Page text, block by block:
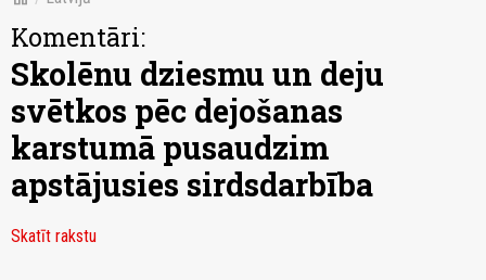
Komentāri:
Skolēnu dziesmu un deju
svētkos pēc dejošanas
karstumā pusaudzim
apstājusies sirdsdarbība
Skatīt rakstu